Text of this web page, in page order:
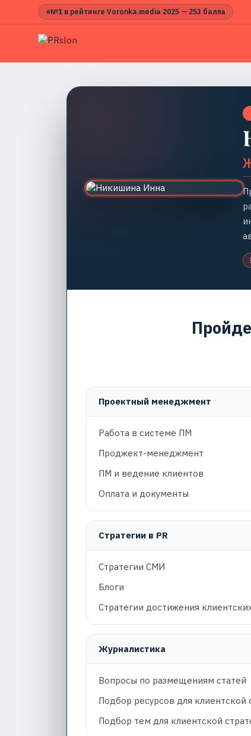
⭐№1 в рейтинге Voronka.media 2025 — 253 балла
Проектный менеджмент
Работа в системе ПМ
Проджект-менеджмент
ПМ и ведение клиентов
Оплата и документы
Стратегии в PR
Стратегии СМИ
Блоги
Стратегии достижения
Журналистика
Вопросы по размещениям статей
Подбор ресурсов для клиентской
Подбор тем для клиентской